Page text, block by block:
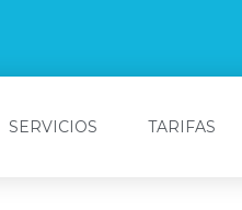
SERVICIOS TARIFAS